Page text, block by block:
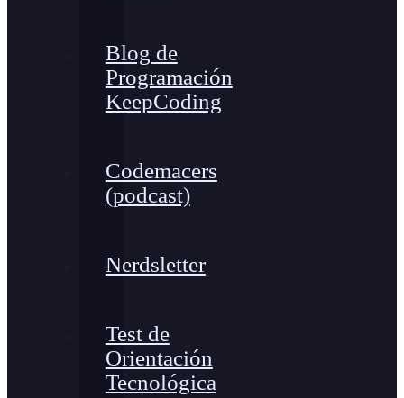
Blog de
Programación
KeepCoding
Codemacers
(podcast)
Nerdsletter
Test de
Orientación
Tecnológica